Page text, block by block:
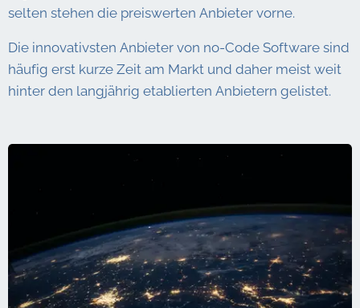
selten stehen die preiswerten Anbieter vorne.
Die innovativsten Anbieter von no-Code Software sind
häufig erst kurze Zeit am Markt und daher meist weit
hinter den langjährig etablierten Anbietern gelistet.